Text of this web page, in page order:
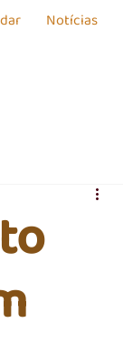
Notícias